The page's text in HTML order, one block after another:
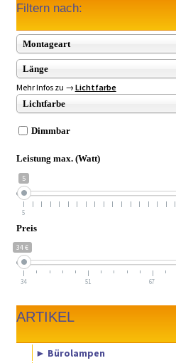
Filtern nach:
Montageart
Länge
Mehr Infos zu → Lichtfarbe
Lichtfarbe
Dimmbar
Leistung max. (Watt)
5
5
Preis
34 €
34 51 67
ARTIKEL
► Bürolampen